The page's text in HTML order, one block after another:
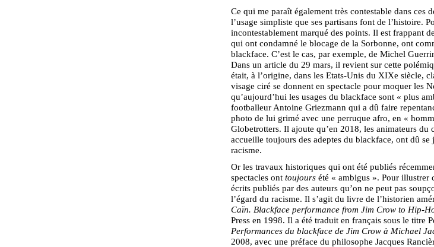
Ce qui me paraît également très contestable dans ces
l’usage simpliste que ses partisans font de l’histoire.
incontestablement marqué des points. Il est frappant
qui ont condamné le blocage de la Sorbonne, ont
blackface. C’est le cas, par exemple, de Michel
Dans un article du 29 mars, il revient sur cette
était, à l’origine, dans les Etats-Unis du XIXe siècle,
visage ciré se donnent en spectacle pour moquer les
qu’aujourd’hui les usages du blackface sont « plus
footballeur Antoine Griezmann qui a dû faire
photo de lui grimé avec une perruque afro, en «
Globetrotters. Il ajoute qu’en 2018, les animateurs du
accueille toujours des adeptes du blackface, ont dû
racisme.
Or les travaux historiques qui ont été publiés
spectacles ont toujoursété « ambigus ». Pour illustrer
écrits publiés par des auteurs qu’on ne peut pas
l’égard du racisme. Il s’agit du livre de l’historien
Caïn. Blackface performance from Jim Crow to Hip-
Press en 1998. Il a été traduit en français sous le titre
Performances du blackface de Jim Crow à Michael
2008, avec une préface du philosophe Jacques